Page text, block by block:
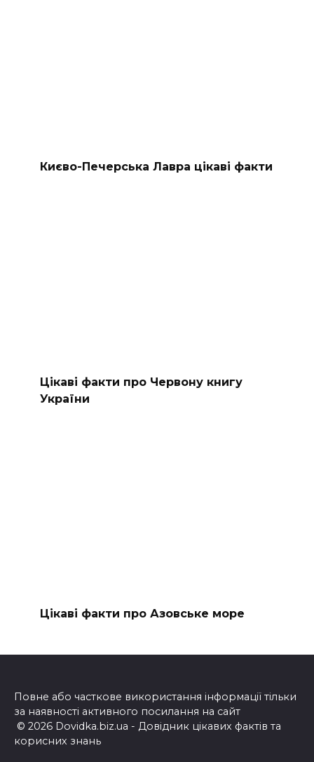
Києво-Печерська Лавра цікаві факти
Цікаві факти про Червону книгу
України
Цікаві факти про Азовське море
Повне або часткове використання інформації тільки
за наявності активного посилання на сайт
© 2026 Dovidka.biz.ua - Довідник цікавих фактів та
корисних знань